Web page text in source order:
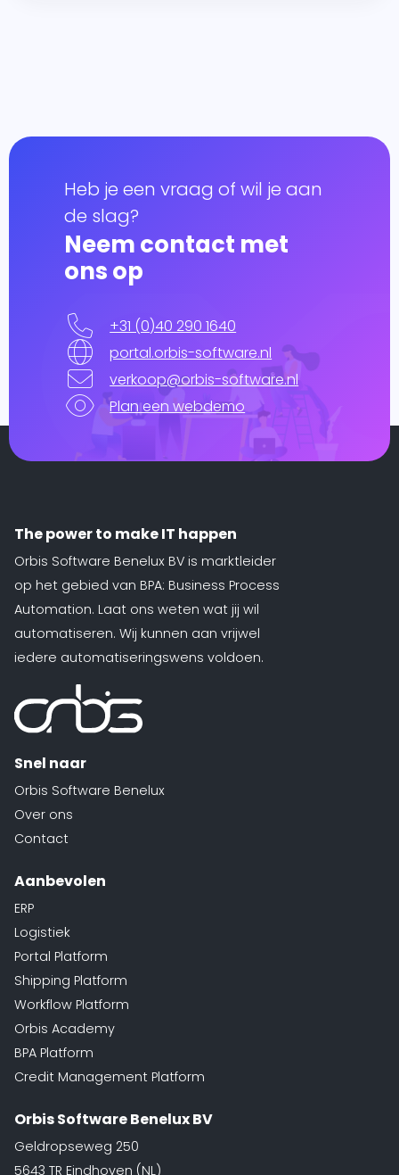
Heb je een vraag of wil je aan
de slag?
Neem contact met
ons op
+31 (0)40 290 1640
portal.orbis-software.nl
verkoop@orbis-software.nl
Plan een webdemo
The power to make IT happen
Orbis Software Benelux BV is marktleider
op het gebied van BPA: Business Process
Automation. Laat ons weten wat jij wil
automatiseren. Wij kunnen aan vrijwel
iedere automatiseringswens voldoen.
Snel naar
Orbis Software Benelux
Over ons
Contact
Aanbevolen
ERP
Logistiek
Portal Platform
Shipping Platform
Workflow Platform
Orbis Academy
BPA Platform
Credit Management Platform
Orbis Software Benelux BV
Geldropseweg 250
5643 TR Eindhoven (NL)